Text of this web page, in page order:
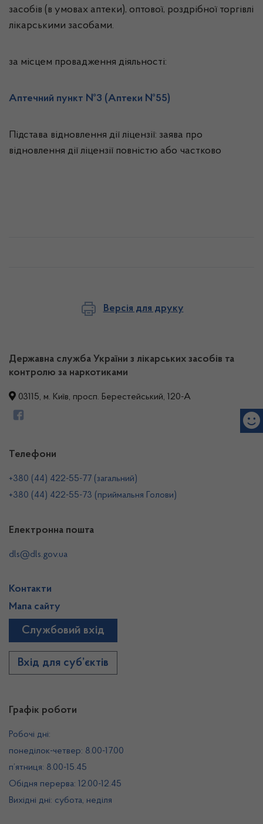
засобів (в умовах аптеки), оптової, роздрібної торгівлі
лікарськими засобами.
за місцем провадження діяльності:
Аптечний пункт №3 (Аптеки №55)
Підстава відновлення дії ліцензії: заява про
відновлення дії ліцензії повністю або частково
Версія для друку
Державна служба України з лікарських засобів та
контролю за наркотиками
03115, м. Київ, просп. Берестейський, 120-А
Графік роботи
Робочі дні:
понеділок-четвер: 8.00-17.00
п’ятниця: 8.00-15.45
Обідня перерва: 12.00-12.45
Вихідні дні: субота, неділя
Телефони
+380 (44) 422-55-77 (загальний)
+380 (44) 422-55-73 (приймальня Голови)
Електронна пошта
dls@dls.gov.ua
Контакти
Мапа сайту
Службовий вхід
Вхід для суб’єктів